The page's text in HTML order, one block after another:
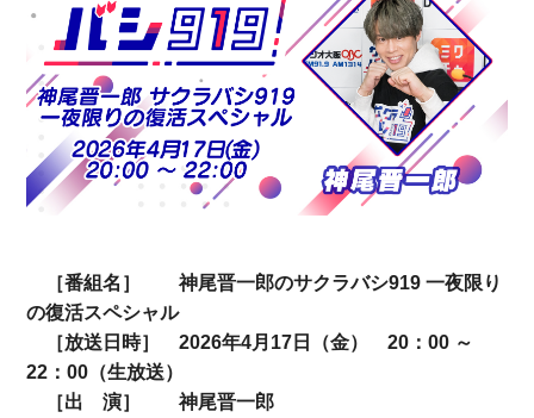
［番組名］ 神尾晋一郎のサクラバシ919 一夜限り
の復活スペシャル
［放送日時］ 2026年4月17日（金） 20：00 ～
22：00（生放送）
［出 演］ 神尾晋一郎